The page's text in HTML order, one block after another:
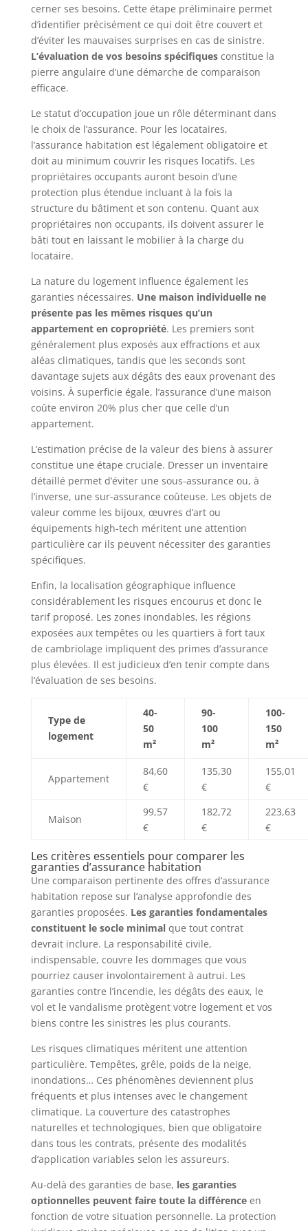
cerner ses besoins. Cette étape préliminaire permet
d’identifier précisément ce qui doit être couvert et
d’éviter les mauvaises surprises en cas de sinistre.
L’évaluation de vos besoins spécifiquesconstitue la
pierre angulaire d’une démarche de comparaison
efficace.
Le statut d’occupation joue un rôle déterminant dans
le choix de l’assurance. Pour les locataires,
l’assurance habitation est légalement obligatoire et
doit au minimum couvrir les risques locatifs. Les
propriétaires occupants auront besoin d’une
protection plus étendue incluant à la fois la
structure du bâtiment et son contenu. Quant aux
propriétaires non occupants, ils doivent assurer le
bâti tout en laissant le mobilier à la charge du
locataire.
La nature du logement influence également les
garanties nécessaires. Une maison individuelle ne
présente pas les mêmes risques qu’un
appartement en copropriété. Les premiers sont
généralement plus exposés aux effractions et aux
aléas climatiques, tandis que les seconds sont
davantage sujets aux dégâts des eaux provenant des
voisins. À superficie égale, l’assurance d’une maison
coûte environ 20% plus cher que celle d’un
appartement.
L’estimation précise de la valeur des biens à assurer
constitue une étape cruciale. Dresser un inventaire
détaillé permet d’éviter une sous-assurance ou, à
l’inverse, une sur-assurance coûteuse. Les objets de
valeur comme les bijoux, œuvres d’art ou
équipements high-tech méritent une attention
particulière car ils peuvent nécessiter des garanties
spécifiques.
Enfin, la localisation géographique influence
considérablement les risques encourus et donc le
tarif proposé. Les zones inondables, les régions
exposées aux tempêtes ou les quartiers à fort taux
de cambriolage impliquent des primes d’assurance
plus élevées. Il est judicieux d’en tenir compte dans
l’évaluation de ses besoins.
Type de
logement
40-
50
m²
90-
100
m²
100-
150
m²
Appartement
84,60
€
135,30
€
155,01
€
Maison
99,57
€
182,72
€
223,63
€
Les critères essentiels pour comparer les
garanties d’assurance habitation
Une comparaison pertinente des offres d’assurance
habitation repose sur l’analyse approfondie des
garanties proposées. Les garanties fondamentales
constituent le socle minimalque tout contrat
devrait inclure. La responsabilité civile,
indispensable, couvre les dommages que vous
pourriez causer involontairement à autrui. Les
garanties contre l’incendie, les dégâts des eaux, le
vol et le vandalisme protègent votre logement et vos
biens contre les sinistres les plus courants.
Les risques climatiques méritent une attention
particulière. Tempêtes, grêle, poids de la neige,
inondations… Ces phénomènes deviennent plus
fréquents et plus intenses avec le changement
climatique. La couverture des catastrophes
naturelles et technologiques, bien que obligatoire
dans tous les contrats, présente des modalités
d’application variables selon les assureurs.
Au-delà des garanties de base, les garanties
optionnelles peuvent faire toute la différenceen
fonction de votre situation personnelle. La protection